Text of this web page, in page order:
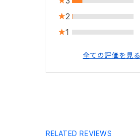
2
1
全ての評価を見る
RELATED REVIEWS